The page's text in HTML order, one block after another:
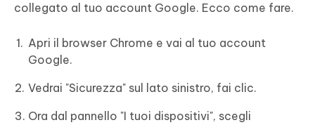
collegato al tuo account Google. Ecco come fare.
Apri il browser Chrome e vai al tuo account
Google.
Vedrai "Sicurezza" sul lato sinistro, fai clic.
Ora dal pannello "I tuoi dispositivi", scegli